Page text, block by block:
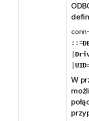
::=
|
|
W